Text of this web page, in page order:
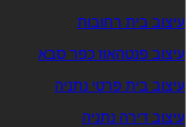
עיצוב בית רחובות
עיצוב פנטהאוז כפר סבא
עיצוב בית פרטי נתניה
עיצוב דירה נתניה